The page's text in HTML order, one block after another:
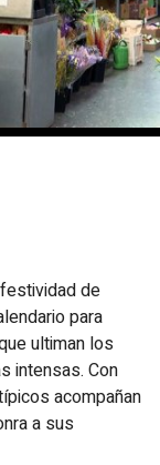
de
para
ultiman los
intensas. Con
acompañan
a sus